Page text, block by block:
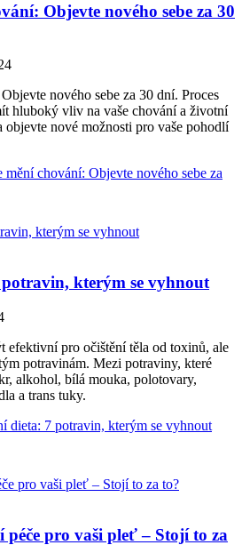
Objevte nového sebe za 30
nového sebe za 30 dní. Proces
hluboký vliv na vaše chování a životní
objevte nové možnosti pro vaše pohodlí
mění chování: Objevte nového sebe za
kterým se vyhnout
efektivní pro očištění těla od toxinů, ale
potravinám. Mezi potraviny, které
alkohol, bílá mouka, polotovary,
a trans tuky.
dieta: 7 potravin, kterým se vyhnout
pro vaši pleť – Stojí to za